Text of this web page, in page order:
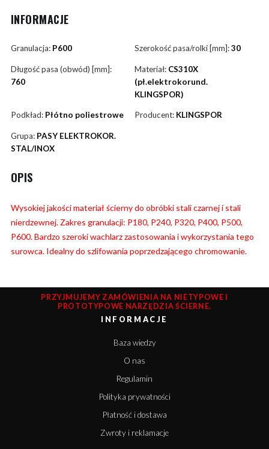
INFORMACJE
Granulacja: P600 Szerokość pasa/rolki [mm]:30
Długość pasa (obwód) [mm]:
760
Materiał: CS310X
(pł.elektrokorund.
KLINGSPOR)
Podkład: Płótno poliestrowe Producent: KLINGSPOR
Grupa: PASY ELEKTROKOR.
STAL/INOX
OPIS
Wysokiej jakości materiał ścierny do obróbki stali czarnej i stali
nierdzewnej. Zakres granulacji: P180, P240, P320, P400, P500,
P600. Bardzo szeroki wachlarz zastosowania i wykorzystania tego
surowca. Idealny do szlifowania poprzedzającego chromowanie.
PRZYJMUJEMY ZAMÓWIENIA NA NIETYPOWE I
PROTOTYPOWE NARZĘDZIA ŚCIERNE.
INFORMACJE
Baza wiedzy
O nas
Regulamin
Polityka prywatności
Płatność i dostawa
Zwroty i reklamacje